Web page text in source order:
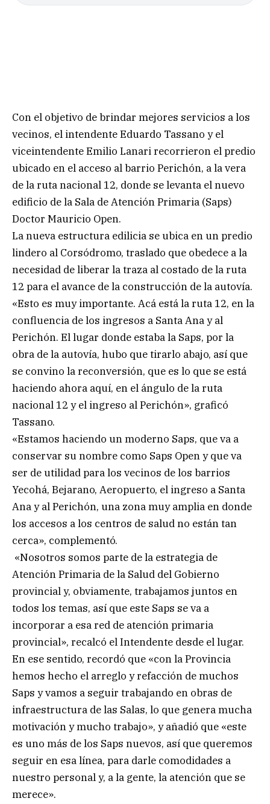
Con el objetivo de brindar mejores servicios a los
vecinos, el intendente Eduardo Tassano y el
viceintendente Emilio Lanari recorrieron el predio
ubicado en el acceso al barrio Perichón, a la vera
de la ruta nacional 12, donde se levanta el nuevo
edificio de la Sala de Atención Primaria (Saps)
Doctor Mauricio Open.
La nueva estructura edilicia se ubica en un predio
lindero al Corsódromo, traslado que obedece a la
necesidad de liberar la traza al costado de la ruta
12 para el avance de la construcción de la autovía.
«Esto es muy importante. Acá está la ruta 12, en la
confluencia de los ingresos a Santa Ana y al
Perichón. El lugar donde estaba la Saps, por la
obra de la autovía, hubo que tirarlo abajo, así que
se convino la reconversión, que es lo que se está
haciendo ahora aquí, en el ángulo de la ruta
nacional 12 y el ingreso al Perichón», graficó
Tassano.
«Estamos haciendo un moderno Saps, que va a
conservar su nombre como Saps Open y que va
ser de utilidad para los vecinos de los barrios
Yecohá, Bejarano, Aeropuerto, el ingreso a Santa
Ana y al Perichón, una zona muy amplia en donde
los accesos a los centros de salud no están tan
cerca», complementó.
«Nosotros somos parte de la estrategia de
Atención Primaria de la Salud del Gobierno
provincial y, obviamente, trabajamos juntos en
todos los temas, así que este Saps se va a
incorporar a esa red de atención primaria
provincial», recalcó el Intendente desde el lugar.
En ese sentido, recordó que «con la Provincia
hemos hecho el arreglo y refacción de muchos
Saps y vamos a seguir trabajando en obras de
infraestructura de las Salas, lo que genera mucha
motivación y mucho trabajo», y añadió que «este
es uno más de los Saps nuevos, así que queremos
seguir en esa línea, para darle comodidades a
nuestro personal y, a la gente, la atención que se
merece».